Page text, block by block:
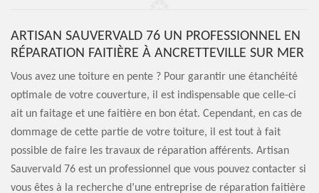
ARTISAN SAUVERVALD 76 UN PROFESSIONNEL EN
RÉPARATION FAITIÈRE À ANCRETTEVILLE SUR MER
Vous avez une toiture en pente ? Pour garantir une étanchéité
optimale de votre couverture, il est indispensable que celle-ci
ait un faitage et une faitière en bon état. Cependant, en cas de
dommage de cette partie de votre toiture, il est tout à fait
possible de faire les travaux de réparation afférents. Artisan
Sauvervald 76 est un professionnel que vous pouvez contacter si
vous êtes à la recherche d’une entreprise de réparation faitière